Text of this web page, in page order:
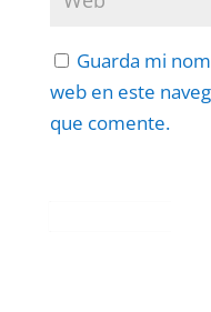
Guarda mi
web en este
que comente.